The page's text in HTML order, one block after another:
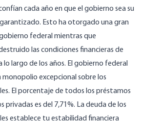
cada año en que el gobierno sea su
Esto ha otorgado una gran
federal mientras que
las condiciones financieras de
lo largo de los años. El gobierno federal
excepcional sobre los
El porcentaje de todos los préstamos
privadas es del 7,71%. La deuda de los
establece tu estabilidad financiera